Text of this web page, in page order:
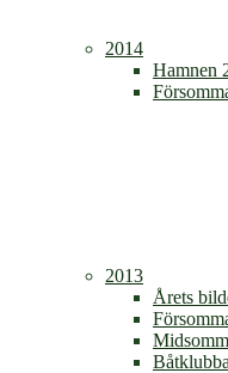
2014
Hamnen
2013
Årets